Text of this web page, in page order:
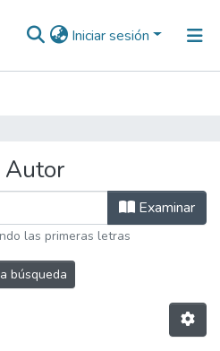
Iniciar sesión
Autor
Examinar
las primeras letras
búsqueda